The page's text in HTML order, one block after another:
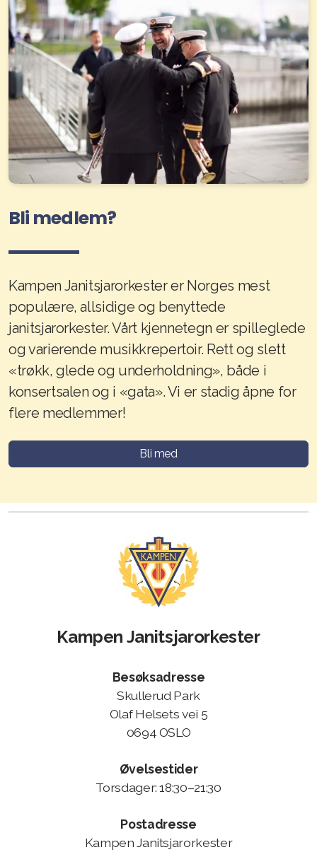
Bli medlem?
Kampen Janitsjarorkester er Norges mest
populære, allsidige og benyttede
janitsjarorkester. Vårt kjennetegn er spilleglede
og varierende musikkrepertoir. Rett og slett
«trøkk, glede og underholdning», både i
konsertsalen og i «gata». Vi er stadig åpne for
flere medlemmer!
Bli med
Kampen Janitsjarorkester
Besøksadresse
Skullerud Park
Olaf Helsets vei 5
0694 OSLO
Øvelsestider
Torsdager: 18:30–21:30
Postadresse
Kampen Janitsjarorkester